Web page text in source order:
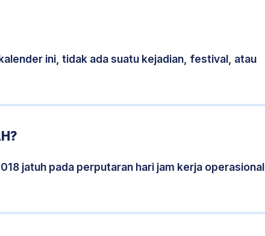
ini, tidak ada suatu kejadian, festival, atau
jatuh pada perputaran hari jam kerja operasional